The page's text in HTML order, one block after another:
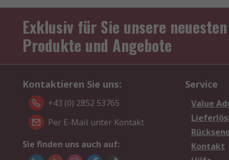
Exklusiv für Sie unsere neuesten
Produkte und Angebote
Kontaktieren Sie uns:
+43 (0) 2852 53765
Per E-Mail unter Kontakt
Sie finden uns auch auf:
Service
Value
Kontakt